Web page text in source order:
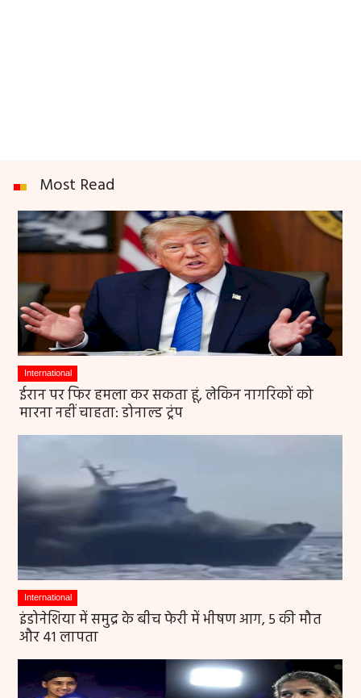
Most Read
International
ईरान पर फिर हमला कर सकता हूं, लेकिन नागरिकों को
मारना नहीं चाहता: डोनाल्ड ट्रंप
International
इंडोनेशिया में समुद्र के बीच फेरी में भीषण आग, 5 की मौत
और 41 लापता